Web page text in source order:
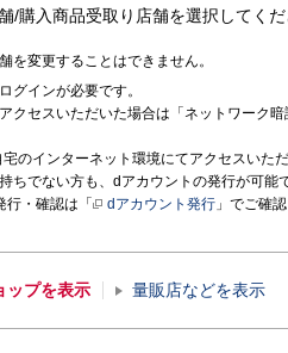
/購入商品受取り店舗を選択してくだ
を変更することはできません。
グインが必要です。
クセスいただいた場合は「ネットワーク
のインターネット環境にてアクセスいた
ちでない方も、dアカウントの発行が可能で
行・確認は「
dアカウント発行 」でご確
ップを表示 量販店などを表示